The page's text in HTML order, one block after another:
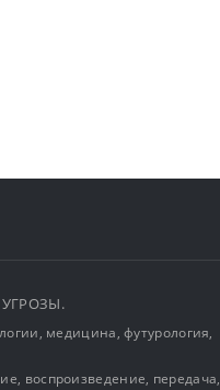
УГРОЗЫ.
медицина, футурология,
воспроизведение, передача,